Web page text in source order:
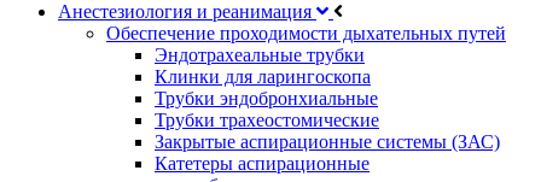
Анестезиология и реанимация
Обеспечение проходимости дыхательных путей
Эндотрахеальные трубки
Клинки для ларингоскопа
Трубки эндобронхиальные
Трубки трахеостомические
Закрытые аспирационные системы (ЗАС)
Катетеры аспирационные